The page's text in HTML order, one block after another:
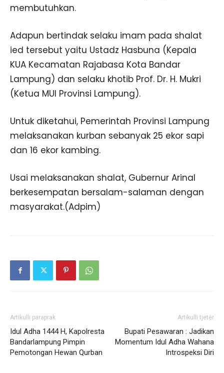
membutuhkan.
Adapun bertindak selaku imam pada shalat
ied tersebut yaitu Ustadz Hasbuna (Kepala
KUA Kecamatan Rajabasa Kota Bandar
Lampung) dan selaku khotib Prof. Dr. H. Mukri
(Ketua MUI Provinsi Lampung).
Untuk diketahui, Pemerintah Provinsi Lampung
melaksanakan kurban sebanyak 25 ekor sapi
dan 16 ekor kambing.
Usai melaksanakan shalat, Gubernur Arinal
berkesempatan bersalam-salaman dengan
masyarakat.(Adpim)
Artikulli paraprak
Idul Adha 1444 H, Kapolresta
Bandarlampung Pimpin
Pemotongan Hewan Qurban
Artikulli tjetër
Bupati Pesawaran : Jadikan
Momentum Idul Adha Wahana
Introspeksi Diri